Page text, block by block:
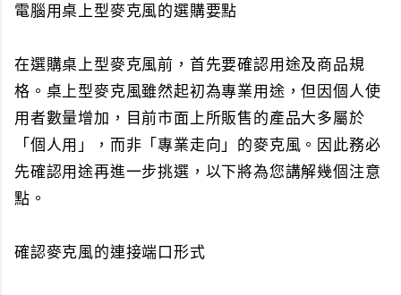
電腦用桌上型麥克風的選購要點
在選購桌上型麥克風前，首先要確認用途及商品規
格。桌上型麥克風雖然起初為專業用途，但因個人使
用者數量增加，目前市面上所販售的產品大多屬於
「個人用」，而非「專業走向」的麥克風。因此務必
先確認用途再進一步挑選，以下將為您講解幾個注意
點。
確認麥克風的連接端口形式